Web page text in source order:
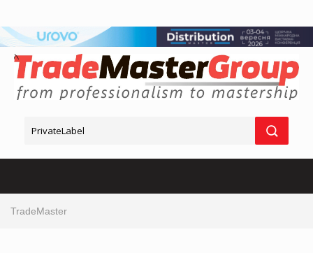
TradeMaster